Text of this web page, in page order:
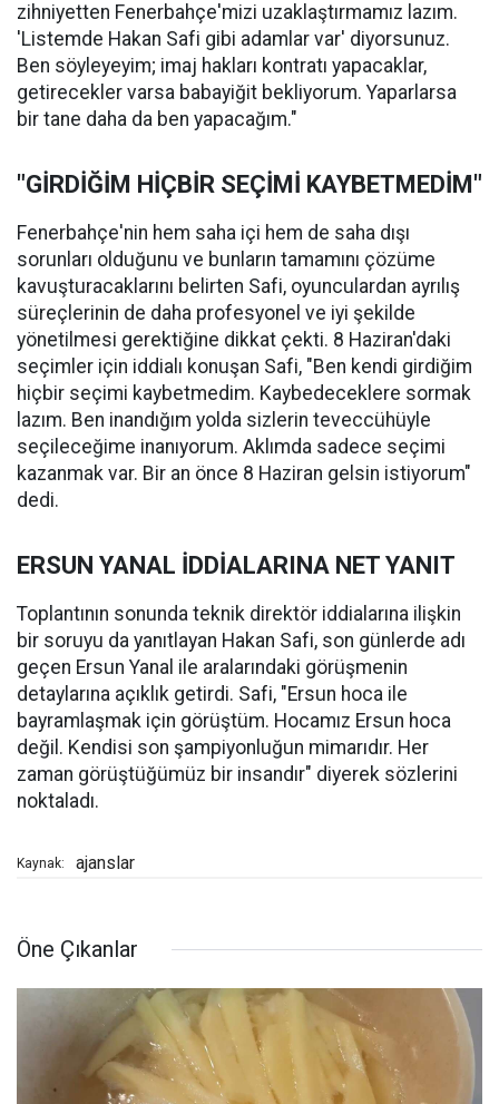
zihniyetten Fenerbahçe'mizi uzaklaştırmamız lazım.
'Listemde Hakan Safi gibi adamlar var' diyorsunuz.
Ben söyleyeyim; imaj hakları kontratı yapacaklar,
getirecekler varsa babayiğit bekliyorum. Yaparlarsa
bir tane daha da ben yapacağım."
"GİRDİĞİM HİÇBİR SEÇİMİ KAYBETMEDİM"
Fenerbahçe'nin hem saha içi hem de saha dışı
sorunları olduğunu ve bunların tamamını çözüme
kavuşturacaklarını belirten Safi, oyunculardan ayrılış
süreçlerinin de daha profesyonel ve iyi şekilde
yönetilmesi gerektiğine dikkat çekti. 8 Haziran'daki
seçimler için iddialı konuşan Safi, "Ben kendi girdiğim
hiçbir seçimi kaybetmedim. Kaybedeceklere sormak
lazım. Ben inandığım yolda sizlerin teveccühüyle
seçileceğime inanıyorum. Aklımda sadece seçimi
kazanmak var. Bir an önce 8 Haziran gelsin istiyorum"
dedi.
ERSUN YANAL İDDİALARINA NET YANIT
Toplantının sonunda teknik direktör iddialarına ilişkin
bir soruyu da yanıtlayan Hakan Safi, son günlerde adı
geçen Ersun Yanal ile aralarındaki görüşmenin
detaylarına açıklık getirdi. Safi, "Ersun hoca ile
bayramlaşmak için görüştüm. Hocamız Ersun hoca
değil. Kendisi son şampiyonluğun mimarıdır. Her
zaman görüştüğümüz bir insandır" diyerek sözlerini
noktaladı.
Kaynak: ajanslar
Öne Çıkanlar